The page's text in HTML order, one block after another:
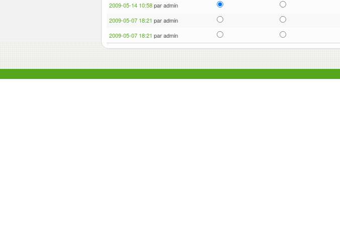
2009-05-14 10:58par admin
2009-05-07 18:21 par admin
2009-05-07 18:21 par admin